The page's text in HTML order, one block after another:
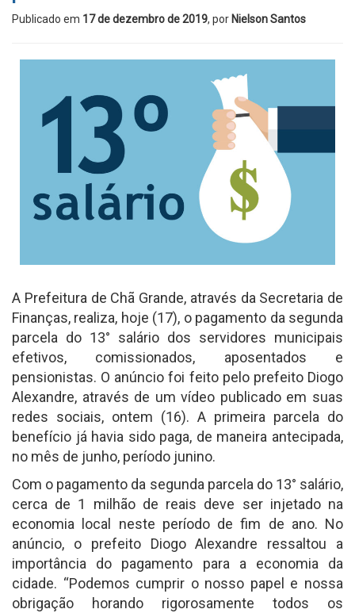
Publicado em 17 de dezembro de 2019, por Nielson Santos
A Prefeitura de Chã Grande, através da Secretaria de
Finanças, realiza, hoje (17), o pagamento da segunda
parcela do 13° salário dos servidores municipais
efetivos, comissionados, aposentados e
pensionistas. O anúncio foi feito pelo prefeito Diogo
Alexandre, através de um vídeo publicado em suas
redes sociais, ontem (16). A primeira parcela do
benefício já havia sido paga, de maneira antecipada,
no mês de junho, período junino.
Com o pagamento da segunda parcela do 13° salário,
cerca de 1 milhão de reais deve ser injetado na
economia local neste período de fim de ano. No
anúncio, o prefeito Diogo Alexandre ressaltou a
importância do pagamento para a economia da
cidade. “Podemos cumprir o nosso papel e nossa
obrigação horando rigorosamente todos os